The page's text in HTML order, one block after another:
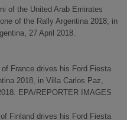
of the United Arab Emirates
of the Rally Argentina 2018, in
27 April 2018.
France drives his Ford Fiesta
2018, in Villa Carlos Paz,
EPA/REPORTER IMAGES
Finland drives his Ford Fiesta